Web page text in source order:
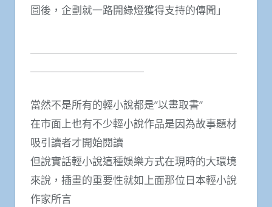
圖後，企劃就一路開綠燈獲得支持的傳聞」
當然不是所有的輕小說都是”以畫取書”
在市面上也有不少輕小說作品是因為故事題材
吸引讀者才開始閱讀
但說實話輕小說這種娛樂方式在現時的大環境
來說，插畫的重要性就如上面那位日本輕小說
作家所言